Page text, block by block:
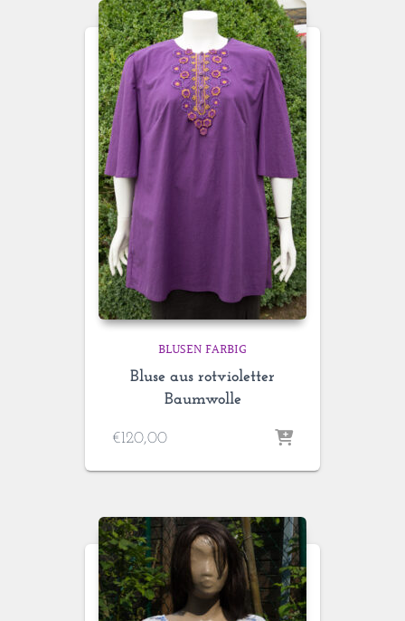
BLUSEN FARBIG
Bluse aus rotvioletter
Baumwolle
€120,00